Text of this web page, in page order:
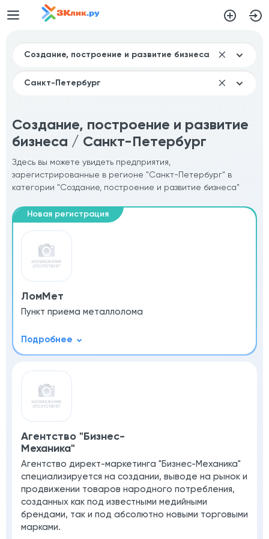
Создание, построение и развитие
бизнеса / Санкт-Петербург
Здесь вы можете увидеть предприятия,
зарегистрированные в регионе "Санкт-Петербург" в
категории "Создание, построение и развитие бизнеса"
ЛомМет
Пункт приема металлолома
Агентство "Бизнес-
Механика"
Агентство директ-маркетинга "Бизнес-Механика"
специализируется на создании, выводе на рынок и
продвижении товаров народного потребления,
созданных как под известными медийными
брендами, так и под абсолютно новыми торговыми
марками.